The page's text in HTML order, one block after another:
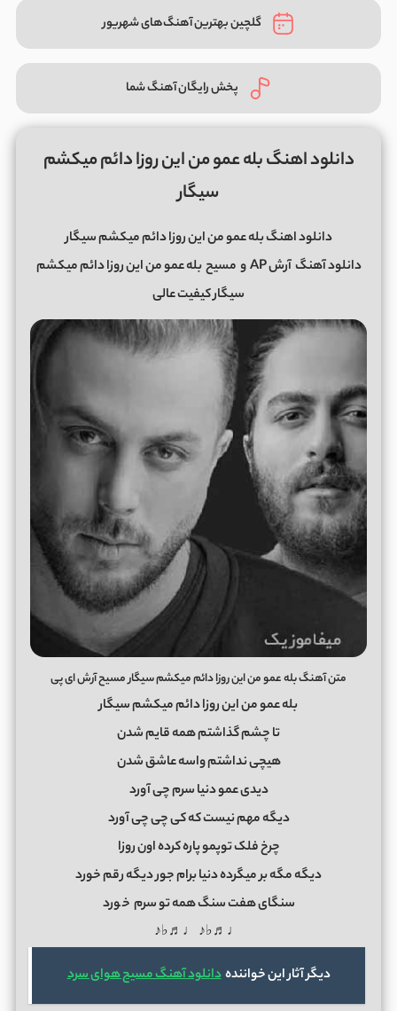
گلچین بهترین آهنگ‌های شهریور
پخش رایگان آهنگ شما
دانلود اهنگ بله عمو من این روزا دائم میکشم
سیگار
دانلود اهنگ بله عمو من این روزا دائم میکشم سیگار
دانلود آهنگآرش AP و مسیحبله عمو من این روزا دائم میکشم
سیگار کیفیت عالی
متن آهنگ بله عمو من این روزا دائم میکشم سیگار مسیح آرش ای پی
بله عمو من این روزا دائم میکشم سیگار
تا چشم گذاشتم همه قایم شدن
هیچی نداشتم واسه عاشق شدن
دیدی عمو دنیا سرم چی آورد
دیگه مهم نیست که کی چی چی آورد
چرخ فلک توپمو پاره کرده اون روزا
دیگه مگه بر میگرده دنیا برام جور دیگه رقم خورد
سنگای هفت سنگ همه تو سرم خورد
♩♬♭♪ ♩♬♭♪
دیگر آثار این خوانندهدانلود آهنگ مسیح هوای سرد